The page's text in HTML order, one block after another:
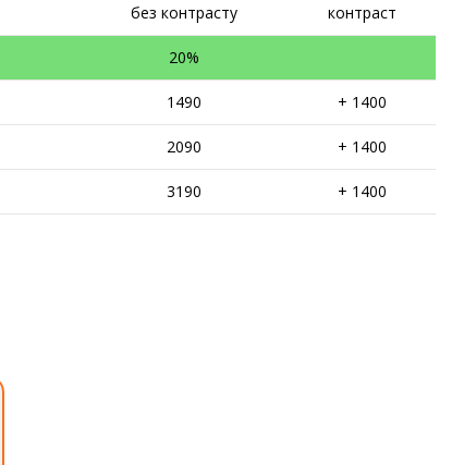
без контрасту контраст
20%
1490 + 1400
2090 + 1400
3190 + 1400